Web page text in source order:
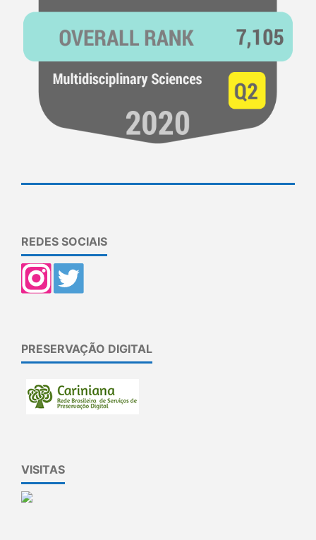
REDES SOCIAIS
PRESERVAÇÃO DIGITAL
VISITAS